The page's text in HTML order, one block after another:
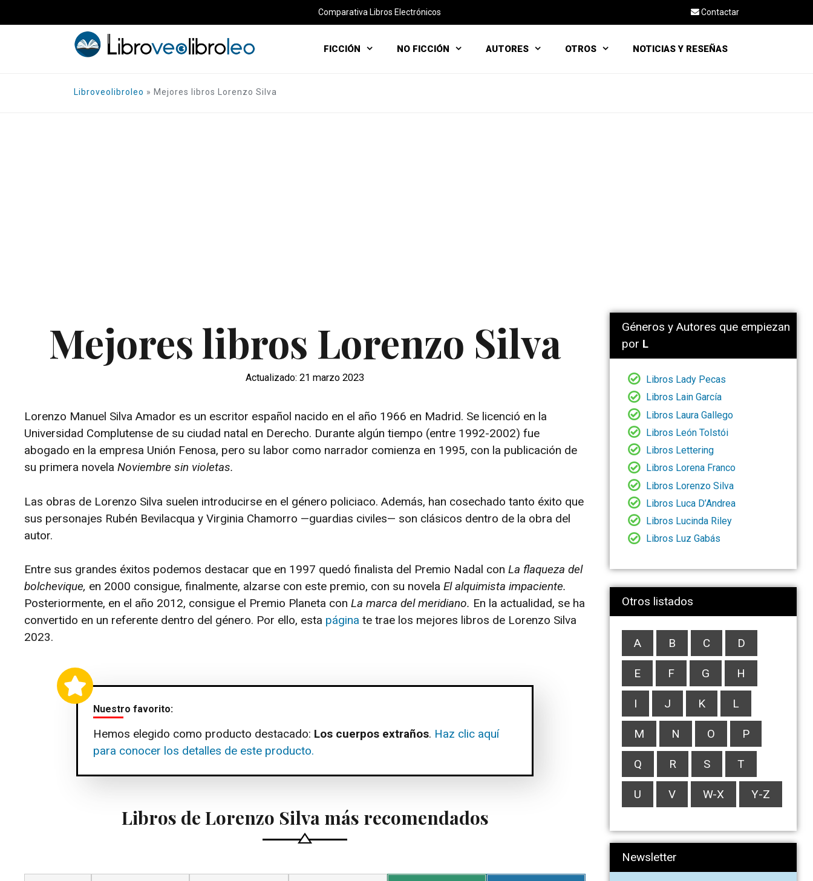
al
Comparativa Libros Electrónicos Contactar
FICCIÓN NO FICCIÓN AUTORES OTROS NOTICIAS Y RESEÑAS
Libroveolibroleo » Mejores libros Lorenzo Silva
Mejores libros Lorenzo Silva
Actualizado: 21 marzo 2023
Lorenzo Manuel Silva Amador es un escritor español nacido en el año 1966 en Madrid. Se licenció en la
Universidad Complutense de su ciudad natal en Derecho. Durante algún tiempo (entre 1992-2002) fue
abogado en la empresa Unión Fenosa, pero su labor como narrador comienza en 1995, con la publicación de
su primera novela Noviembre sin violetas.
Las obras de Lorenzo Silva suelen introducirse en el género policiaco. Además, han cosechado tanto éxito que
sus personajes Rubén Bevilacqua y Virginia Chamorro —guardias civiles— son clásicos dentro de la obra del
autor.
Entre sus grandes éxitos podemos destacar que en 1997 quedó finalista del Premio Nadal con La flaqueza del
bolchevique, en 2000 consigue, finalmente, alzarse con este premio, con su novela El alquimista impaciente.
Posteriormente, en el año 2012, consigue el Premio Planeta con La marca del meridiano. En la actualidad, se ha
convertido en un referente dentro del género. Por ello, esta página te trae los mejores libros de Lorenzo Silva
2023.
Nuestro favorito:
Hemos elegido como producto destacado: Los cuerpos extraños. Haz clic aquí
para conocer los detalles de este producto.
Libros de Lorenzo Silva más recomendados
Géneros y Autores que empiezan
por L
Libros Lady Pecas
Libros Lain García
Libros Laura Gallego
Libros León Tolstói
Libros Lettering
Libros Lorena Franco
Libros Lorenzo Silva
Libros Luca D’Andrea
Libros Lucinda Riley
Libros Luz Gabás
Otros listados
A B C D
E F G H
I J K L
M N O P
Q R S T
U V W-X Y-Z
Newsletter